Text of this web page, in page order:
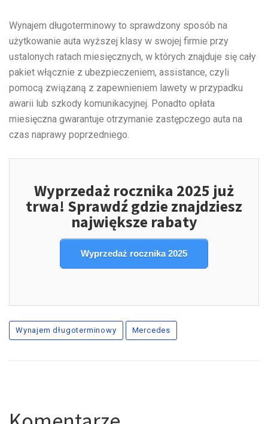
Wynajem długoterminowy to sprawdzony sposób na
użytkowanie auta wyższej klasy w swojej firmie przy
ustalonych ratach miesięcznych, w których znajduje się cały
pakiet włącznie z ubezpieczeniem, assistance, czyli
pomocą związaną z zapewnieniem lawety w przypadku
awarii lub szkody komunikacyjnej. Ponadto opłata
miesięczna gwarantuje otrzymanie zastępczego auta na
czas naprawy poprzedniego.
Wyprzedaż rocznika 2025 już
trwa! Sprawdź gdzie znajdziesz
największe rabaty
Wyprzedaż rocznika 2025
Wynajem długoterminowy Mercedes